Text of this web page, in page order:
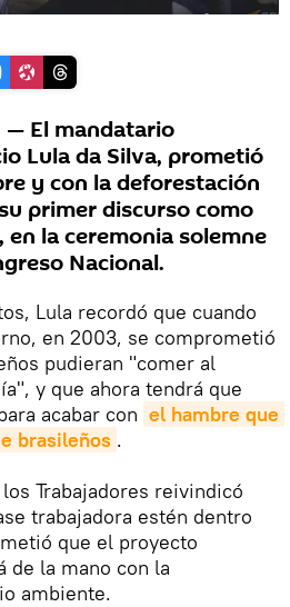
— El mandatario
Lula da Silva, prometió
y con la deforestación
primer discurso como
la ceremonia solemne
Nacional.
Lula recordó que cuando
en 2003, se comprometió
pudieran "comer al
y que ahora tendrá que
acabar con el hambre que
brasileños .
Trabajadores reivindicó
trabajadora estén dentro
que el proyecto
de la mano con la
ambiente.